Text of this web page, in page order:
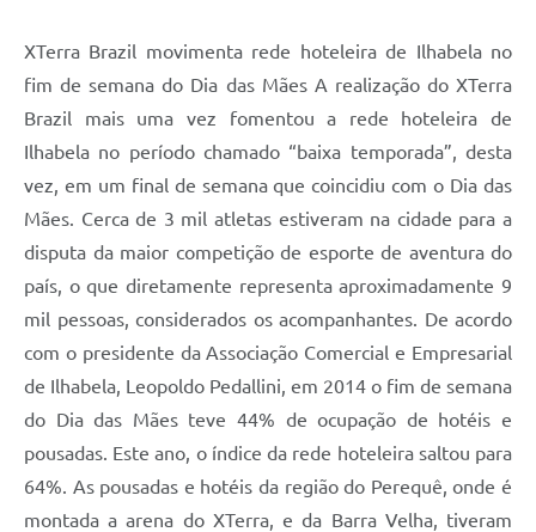
XTerra Brazil movimenta rede hoteleira de Ilhabela no
fim de semana do Dia das Mães A realização do XTerra
Brazil mais uma vez fomentou a rede hoteleira de
Ilhabela no período chamado “baixa temporada”, desta
vez, em um final de semana que coincidiu com o Dia das
Mães. Cerca de 3 mil atletas estiveram na cidade para a
disputa da maior competição de esporte de aventura do
país, o que diretamente representa aproximadamente 9
mil pessoas, considerados os acompanhantes. De acordo
com o presidente da Associação Comercial e Empresarial
de Ilhabela, Leopoldo Pedallini, em 2014 o fim de semana
do Dia das Mães teve 44% de ocupação de hotéis e
pousadas. Este ano, o índice da rede hoteleira saltou para
64%. As pousadas e hotéis da região do Perequê, onde é
montada a arena do XTerra, e da Barra Velha, tiveram